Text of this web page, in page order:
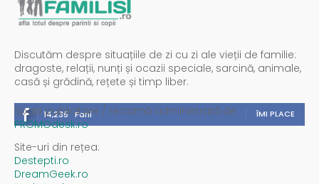
Discutăm despre situațiile de zi cu zi ale vieții de familie:
dragoste, relații, nunți și ocazii speciale, sarcină, animale,
casă și grădină, rețete și timp liber.
14,235 Fani ÎMI PLACE
Spații publicitare / reclamă administrată de
PROMOdesk.ro
Site-uri din rețea:
Destepti.ro
DreamGeek.ro